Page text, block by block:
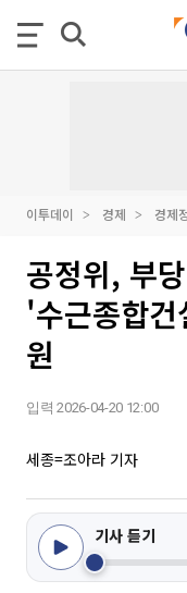
이투데이 경제 경제
공정위, 부
'수근종합
원
입력 2026-04-20 12:00
세종=조아라 기자
기사 듣기